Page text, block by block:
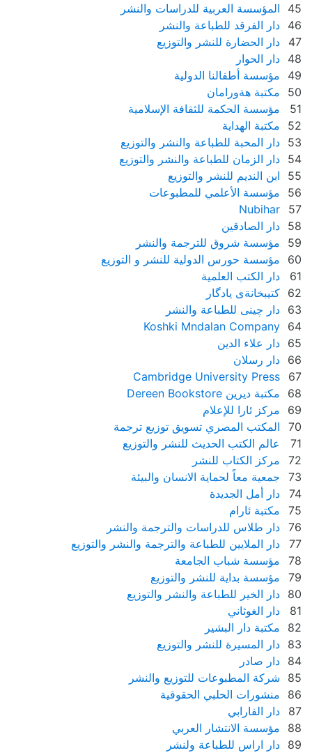
45
المؤسسة العربية للدراسات والنشر
46 دار الفرقد للطباعة والنشر
47
دار الحضارة للنشر والتوزيع
48 دار الحوار
49
مؤسسة أطفالنا الدولية
50
مكتبة هةورامان
51
مؤسسة الحكمة للثقافة الإسلامية
52
مكتبة الهداية
53 دار المحبة للطباعة والنشر والتوزيع
54 دار الزمان للطباعة والنشر والتوزيع
55
ابن النديم للنشر والتوزيع
56
مؤسسة الأعلمي للمطبوعات
57
Nubihar
58 دار الصادقين
59
مؤسسة شروق للترجمة والنشر
60
مؤسسة حورس الدولية للنشر و التوزيع
61
دار الكتب العلمية
62 كتيبخانةى يادگار
63 دار چینی للطباعة والنشر
64
Koshki Mndalan Company
65 دار علاء الدين
66 دار رسلان
67
Cambridge University Press
68
مكتبة ديرين Dereen Bookstore
69
مركز ئارا للإعلام
70
المكتب المصري تسويق توزيع ترجمة
71
عالم الكتب الحديث للنشر والتوزيع
72
مركز الكتاب للنشر
73
جمعية معاً لحماية الانسان والبيئة
74
دار أمل الجديدة
75
مكتبة ئارام
76 دار طلاس للدراسات والترجمة والنشر
77
دار الملايين للطباعة والترجمة والنشر والتوزيع
78
مؤسسة شباب الجامعة
79
مؤسسة بداية للنشر والتوزيع
80 دار الخير للطباعة والنشر والتوزيع
81
دار الغوثاني
82
مكتبة دار البشير
83 دار المسيرة للنشر والتوزيع
84 دار صادر
85
شركة المطبوعات للتوزيع والنشر
86
منشورات الحلبي الحقوقية
87
دار الفارابي
88
مؤسسة الانتشار العربي
89 دار اراس للطباعة ولنشر